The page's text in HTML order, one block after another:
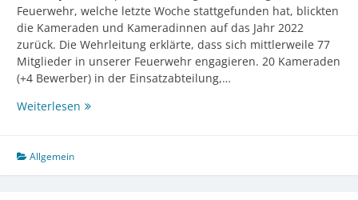
Feuerwehr, welche letzte Woche stattgefunden hat, blickten
die Kameraden und Kameradinnen auf das Jahr 2022
zurück. Die Wehrleitung erklärte, dass sich mittlerweile 77
Mitglieder in unserer Feuerwehr engagieren. 20 Kameraden
(+4 Bewerber) in der Einsatzabteilung,…
Weiterlesen Jahresrückblick
Allgemein